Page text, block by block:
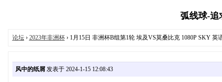
弧线球-追
论坛› 2023年非洲杯› 1月15日 非洲杯B组第1轮 埃及VS莫桑比克 1080P SKY 英
风中的纸屑发表于 2024-1-15 12:08:43